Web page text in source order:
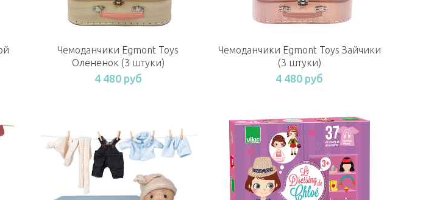
Чемоданчики Egmont Toys
Олененок (3 штуки)
4 480 руб
Чемоданчики Egmont Toys Зайчики
(3 штуки)
4 480 руб